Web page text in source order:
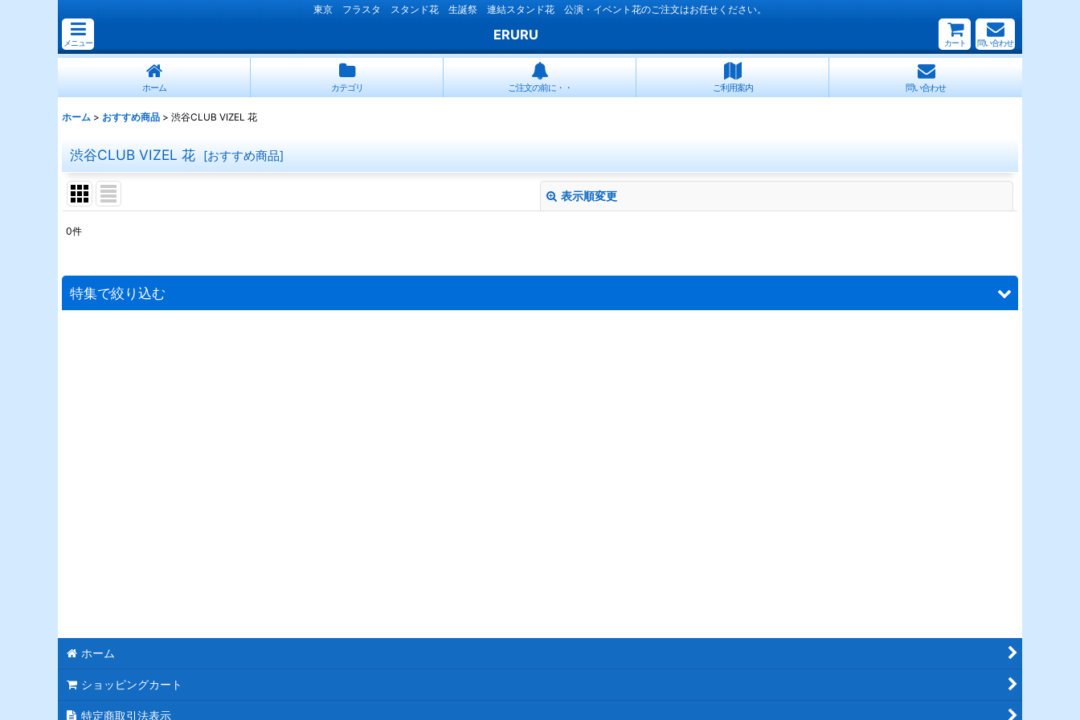
東京 フラスタ スタンド花 生誕祭 連結スタンド花 公演・イベント花のご注文はお任せください。
メニュー
ERURU
カート 問い合わせ
ホーム カテゴリ ご注文の前に・・ ご利用案内 問い合わせ
ホーム > おすすめ商品 > 渋谷CLUB VIZEL 花
渋谷CLUB VIZEL 花 [おすすめ商品]
表示順変更
並び順 :
0件
特集で絞り込む
オレンジ
カラフル
ブラック
ホーム
ショッピングカート
特定商取引法表示